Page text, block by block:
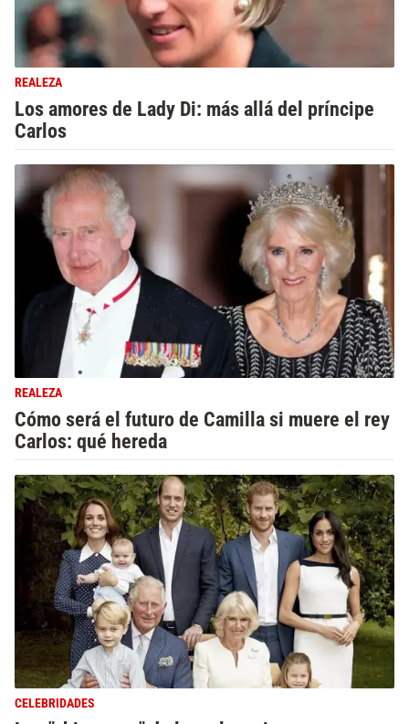
REALEZA
Los amores de Lady Di: más allá del príncipe
Carlos
REALEZA
Cómo será el futuro de Camilla si muere el rey
Carlos: qué hereda
CELEBRIDADES